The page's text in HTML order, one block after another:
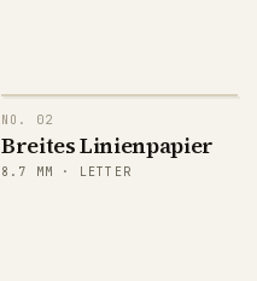
NO. 02
Breites Linienpapier
8.7 MM · LETTER